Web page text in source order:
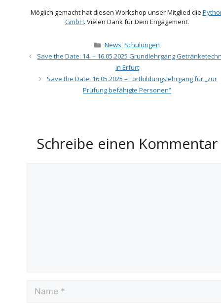
Möglich gemacht hat diesen Workshop unser Mitglied die
GmbH. Vielen Dank für Dein Engagement.
Kategorien
News, Schulungen
Save the Date: 14. – 16.05.2025 Grundlehrgang
in Erfurt
Save the Date: 16.05.2025 – Fortbildungslehrgang für „zur
Prüfung befähigte Personen“
Schreibe einen Kommentar